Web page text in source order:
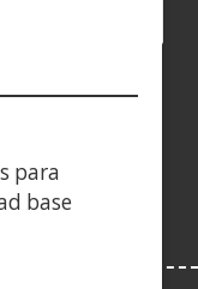
para
base
(Ireki